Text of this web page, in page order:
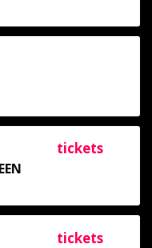
tickets
tickets